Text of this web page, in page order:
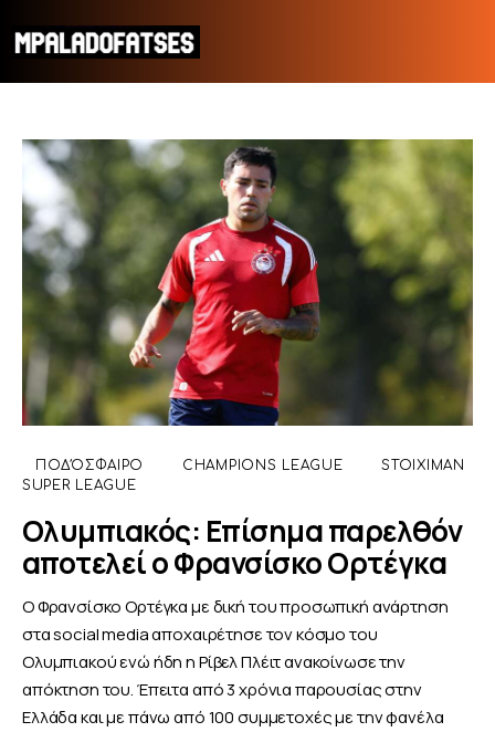
ΜΟΥΝΤΙΑΛ 2026
ΠΟΔΟΣΦΑΙΡΟ
ΜΠΑΣΚΕΤ
ΣΠΟΡ
ΣΥΝΕΝΤΕΥΞΕΙΣ
BEYOND SPORTS
ΑΦΙΕΡΩΜΑΤΑ
MEET THE TEAM
ΠΟΔΌΣΦΑΙΡΟ CHAMPIONS LEAGUE
STOIXIMAN
SUPER LEAGUE
Ολυμπιακός: Επίσημα παρελθόν
αποτελεί ο Φρανσίσκο Ορτέγκα
Ο Φρανσίσκο Ορτέγκα με δική του προσωπική ανάρτηση
στα social media αποχαιρέτησε τον κόσμο του
Ολυμπιακού ενώ ήδη η Ρίβελ Πλέιτ ανακοίνωσε την
απόκτηση του. Έπειτα από 3 χρόνια παρουσίας στην
Ελλάδα και με πάνω από 100 συμμετοχές με την φανέλα